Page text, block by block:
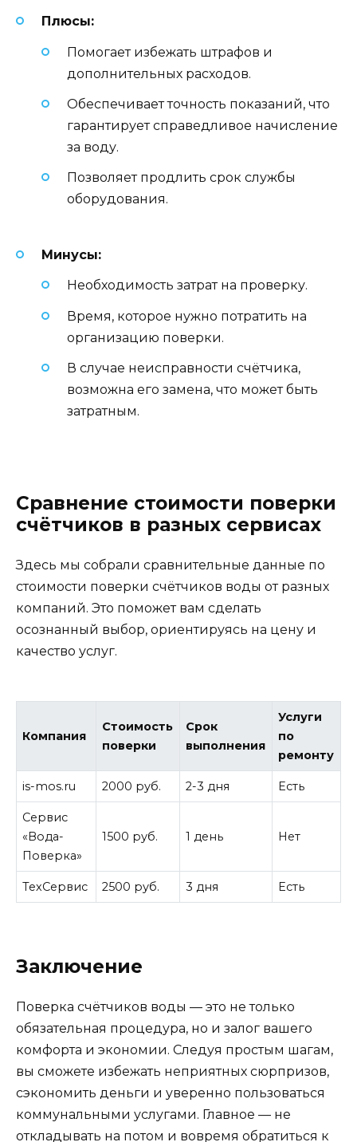
Плюсы:
Помогает избежать штрафов и
дополнительных расходов.
Обеспечивает точность показаний, что
гарантирует справедливое начисление
за воду.
Позволяет продлить срок службы
оборудования.
Минусы:
Необходимость затрат на проверку.
Время, которое нужно потратить на
организацию поверки.
В случае неисправности счётчика,
возможна его замена, что может быть
затратным.
Сравнение стоимости поверки
счётчиков в разных сервисах
Здесь мы собрали сравнительные данные по
стоимости поверки счётчиков воды от разных
компаний. Это поможет вам сделать
осознанный выбор, ориентируясь на цену и
качество услуг.
Компания
Стоимость
поверки
Срок
выполнения
Услуги
по
ремонту
is-mos.ru 2000 руб. 2-3 дня Есть
Сервис
«Вода-
Поверка»
1500 руб. 1 день Нет
ТехСервис 2500 руб. 3 дня Есть
Заключение
Поверка счётчиков воды — это не только
обязательная процедура, но и залог вашего
комфорта и экономии. Следуя простым шагам,
вы сможете избежать неприятных сюрпризов,
сэкономить деньги и уверенно пользоваться
коммунальными услугами. Главное — не
откладывать на потом и вовремя обратиться к